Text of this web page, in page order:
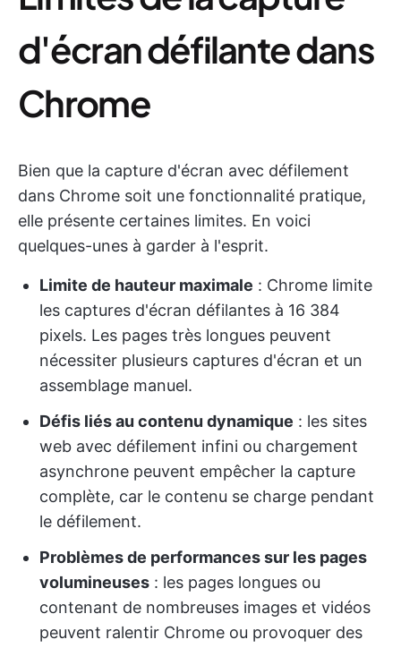
d'écran défilante dans
Chrome
Bien que la capture d'écran avec défilement
dans Chrome soit une fonctionnalité pratique,
elle présente certaines limites. En voici
quelques-unes à garder à l'esprit.
Limite de hauteur maximale : Chrome limite
les captures d'écran défilantes à 16 384
pixels. Les pages très longues peuvent
nécessiter plusieurs captures d'écran et un
assemblage manuel.
Défis liés au contenu dynamique : les sites
web avec défilement infini ou chargement
asynchrone peuvent empêcher la capture
complète, car le contenu se charge pendant
le défilement.
Problèmes de performances sur les pages
volumineuses : les pages longues ou
contenant de nombreuses images et vidéos
peuvent ralentir Chrome ou provoquer des